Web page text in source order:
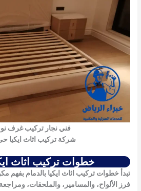
فني نجار تركيب غرف
شركة تركيب اثاث ايكيا
خطوات تركيب اثاث
تبدأ خطوات تركيب اثاث ايكيا بالدمام بفهم
فرز الألواح، والمسامير، والملحقات،